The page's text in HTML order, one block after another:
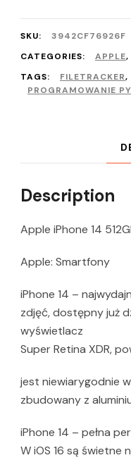
SKU:
3942CF76926F
CATEGORIES:
APPLE,
TAGS:
FILETRACKER,
PROGRAMOWANIE
Description
Apple iPhone 14
Apple: Smartfony
iPhone 14 –
zdjęć, dostępny już
wyświetlacz
Super Retina XDR,
jest niewiarygodnie
zbudowany z
iPhone 14 – pełna
W iOS 16 są świetne